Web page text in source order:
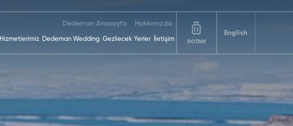
Dedeman Anasayfa Hakkımızda
Hizmetlerimiz Dedeman Wedding Gezilecek Yerler İletişim ROTAM
English